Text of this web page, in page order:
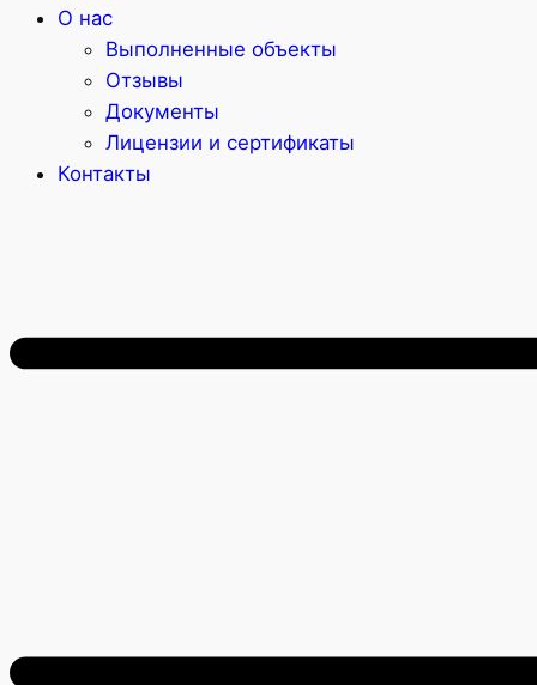
О нас
Выполненные объекты
Отзывы
Документы
Лицензии и сертификаты
Контакты